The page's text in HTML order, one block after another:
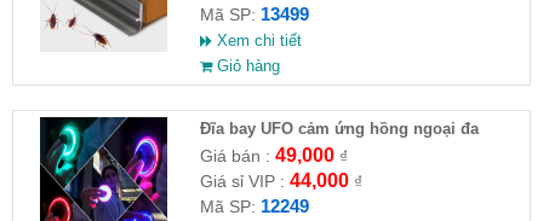
Mã SP: 13499
Xem chi tiết
Giỏ hàng
Đĩa bay UFO cảm ứng hồng ngoại đa
chiều tự động bay về
Giá bán : 49,000₫
Giá sỉ VIP : 44,000₫
Mã SP: 12249